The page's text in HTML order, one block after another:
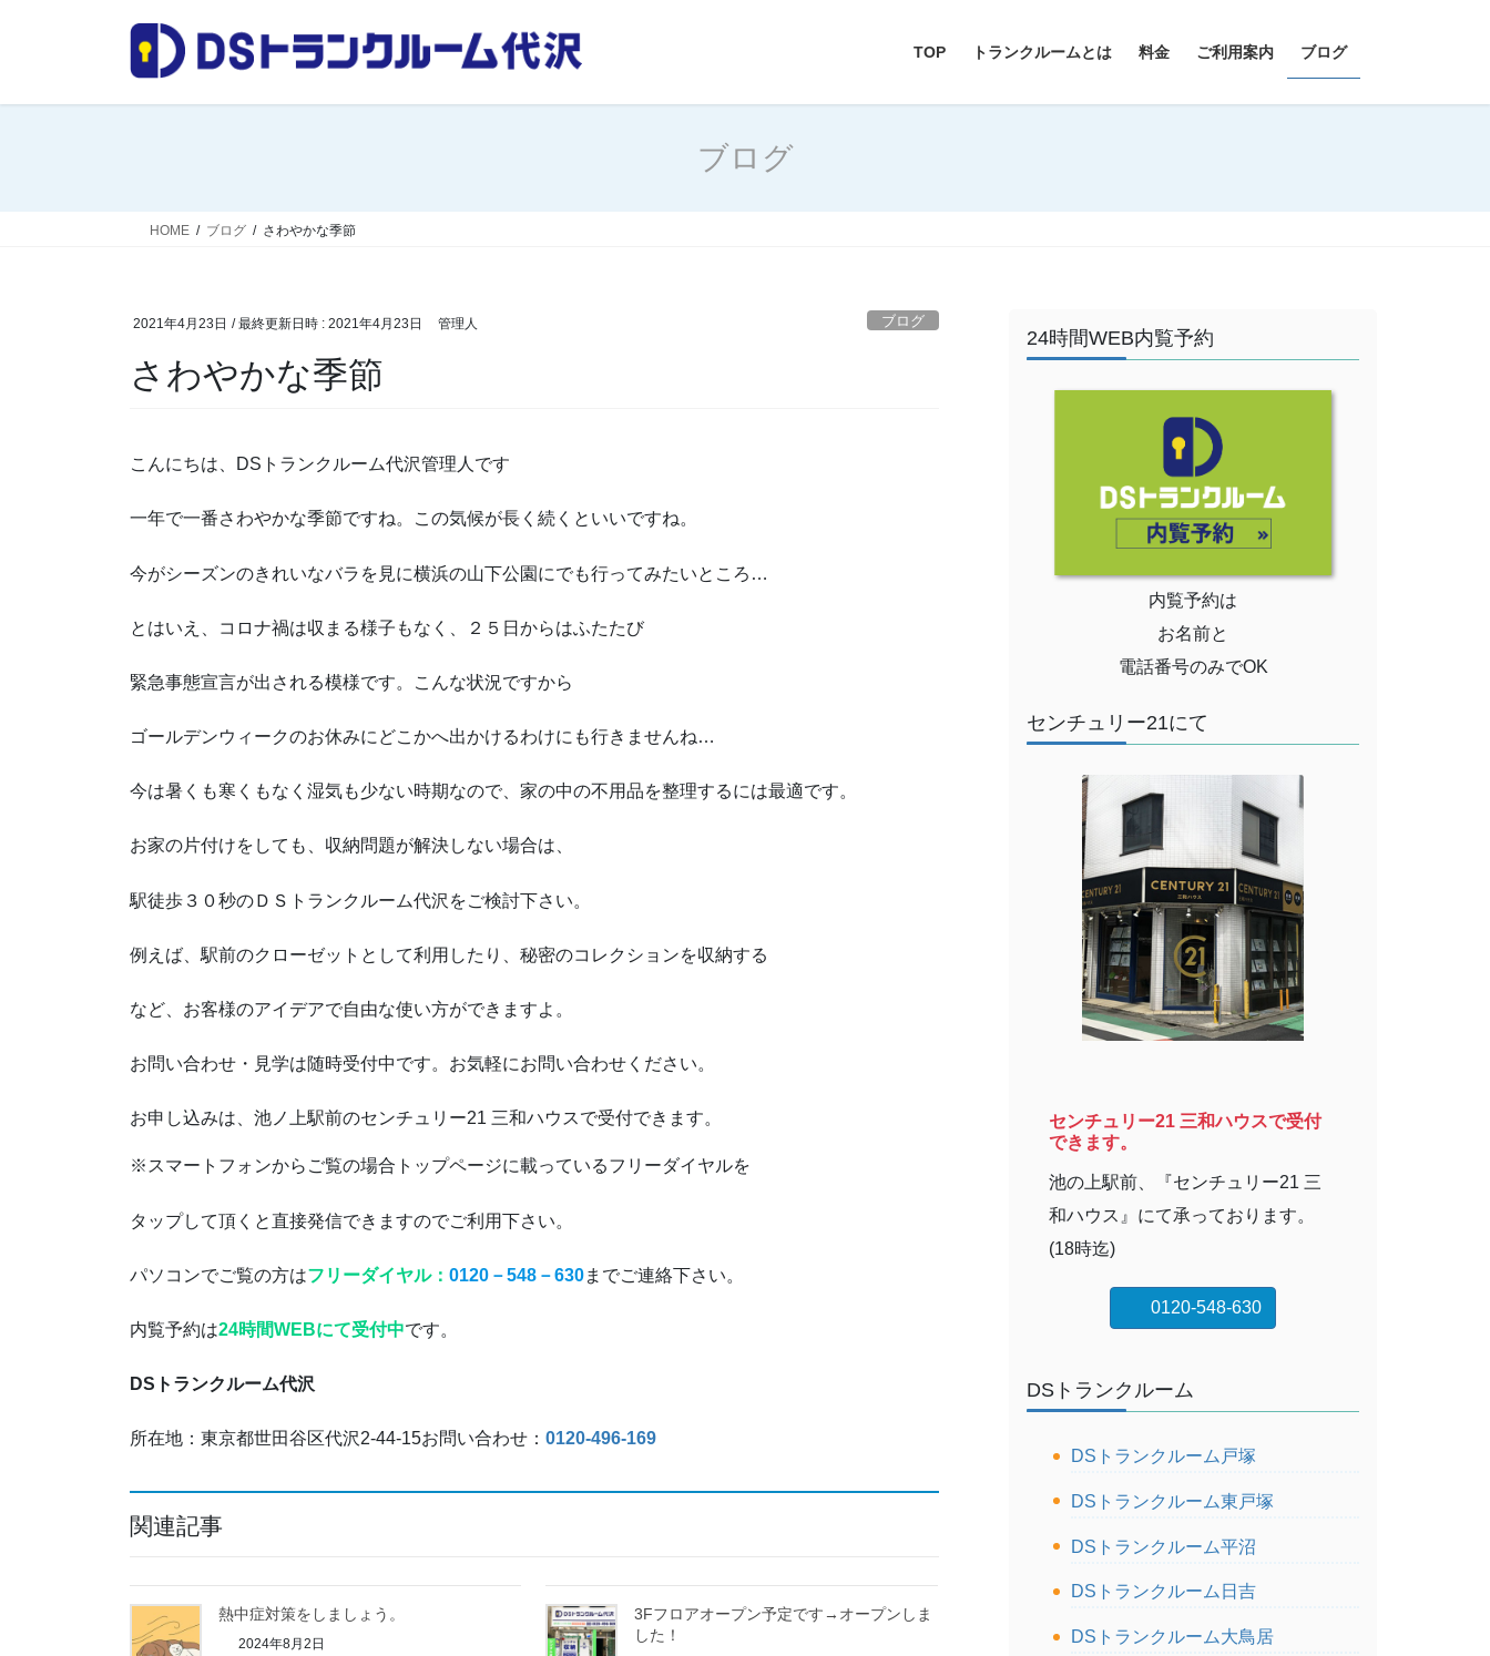
TOP トランクルームとは 料金 ご利用案内 ブログ
ブログ
HOME ブログ さわやかな季節
2021年4月23日 / 最終更新日時 : 2021年4月23日 管理人 ブログ
さわやかな季節
こんにちは、DSトランクルーム代沢管理人です
一年で一番さわやかな季節ですね。この気候が長く続くといいですね。
今がシーズンのきれいなバラを見に横浜の山下公園にでも行ってみたいところ…
とはいえ、コロナ禍は収まる様子もなく、２５日からはふたたび
緊急事態宣言が出される模様です。こんな状況ですから
ゴールデンウィークのお休みにどこかへ出かけるわけにも行きませんね…
今は暑くも寒くもなく湿気も少ない時期なので、家の中の不用品を整理するには最適です。
お家の片付けをしても、収納問題が解決しない場合は、
駅徒歩３０秒のＤＳトランクルーム代沢をご検討下さい。
例えば、駅前のクローゼットとして利用したり、秘密のコレクションを収納する
など、お客様のアイデアで自由な使い方ができますよ。
お問い合わせ・見学は随時受付中です。お気軽にお問い合わせください。
お申し込みは、池ノ上駅前のセンチュリー21 三和ハウスで受付できます。
※スマートフォンからご覧の場合トップページに載っているフリーダイヤルを
タップして頂くと直接発信できますのでご利用下さい。
パソコンでご覧の方はフリーダイヤル： 0120－548－630までご連絡下さい。
内覧予約は24時間WEBにて受付中です。
DSトランクルーム代沢
所在地：東京都世田谷区代沢2-44-15お問い合わせ： 0120-496-169
関連記事
熱中症対策をしましょう。
2024年8月2日
3Fフロアオープン予定です→オープンしま
した！
24時間WEB内覧予約
内覧予約は
お名前と
電話番号のみでOK
センチュリー21にて
センチュリー21 三和ハウスで受付
できます。
池の上駅前、『センチュリー21 三
和ハウス』にて承っております。
(18時迄)
0120-548-630
DSトランクルーム
DSトランクルーム戸塚
DSトランクルーム東戸塚
DSトランクルーム平沼
DSトランクルーム日吉
DSトランクルーム大鳥居